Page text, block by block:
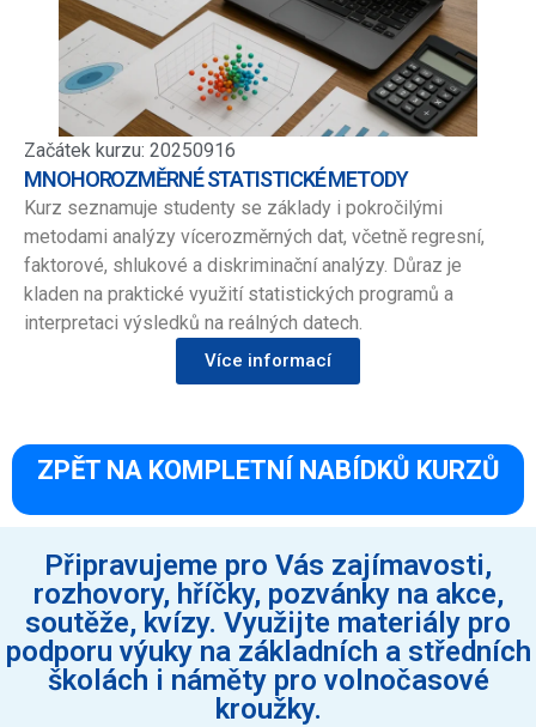
Začátek kurzu: 20250916
MNOHOROZMĚRNÉ STATISTICKÉ METODY
Kurz seznamuje studenty se základy i pokročilými
metodami analýzy vícerozměrných dat, včetně regresní,
faktorové, shlukové a diskriminační analýzy. Důraz je
kladen na praktické využití statistických programů a
interpretaci výsledků na reálných datech.
Více informací
ZPĚT NA KOMPLETNÍ NABÍDKŮ KURZŮ
Připravujeme pro Vás zajímavosti,
rozhovory, hříčky, pozvánky na akce,
soutěže, kvízy. Využijte materiály pro
podporu výuky na základních a středních
školách i náměty pro volnočasové
kroužky.